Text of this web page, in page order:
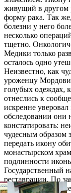
живущий в другом
форму рака. Так
болезни у него
несколько
тщетно.
Медики только
осталось одно
Неизвестно, как
уроженцу
голубых одеждах,
отнеслись к
искренне
обследовании они
констатировать:
чудесным образом
передать икону
монастырском
подлинности
Государственный
реставрации. По
написан в